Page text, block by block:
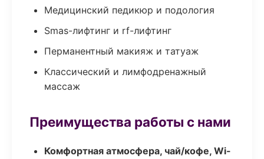
Медицинский педикюр и подология
Smas-лифтинг и rf-лифтинг
Перманентный макияж и татуаж
Классический и лимфодренажный
массаж
Преимущества работы с нами
Комфортная атмосфера, чай/кофе, Wi-